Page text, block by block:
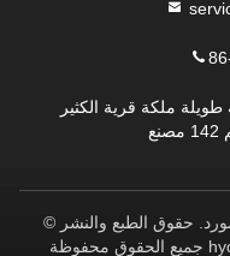
طويلة ملكة قرية الكثير
حقوق الطبع والنشر ©